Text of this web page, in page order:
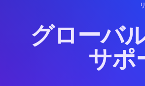
グローバ
サポ